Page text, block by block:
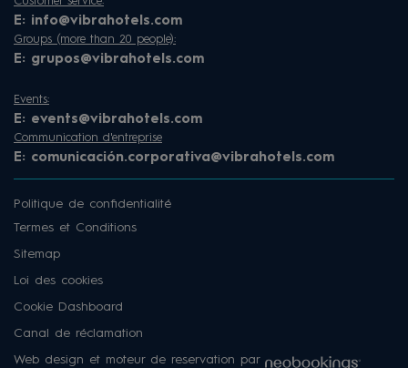
E: info@vibrahotels.com
Groups (more than 20 people):
E: grupos@vibrahotels.com
Events:
E: events@vibrahotels.com
Communication d'entreprise
E: comunicación.corporativa@vibrahotels.com
Politique de confidentialité
Termes et Conditions
Sitemap
Loi des cookies
Cookie Dashboard
Canal de réclamation
Web design et moteur de reservation par